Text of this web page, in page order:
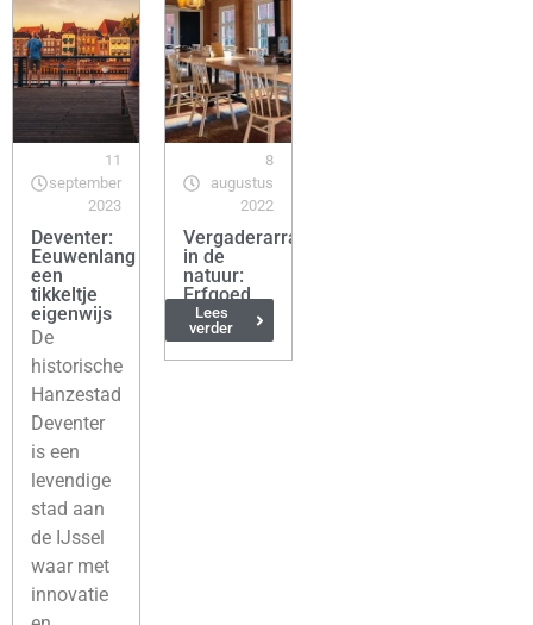
11
september
2023
Deventer:
Eeuwenlang
een
tikkeltje
eigenwijs
De
historische
Hanzestad
Deventer
is een
levendige
stad aan
de IJssel
waar met
innovatie
8
augustus
2022
Vergaderarrangement
in de
natuur:
Erfgoed
Bossem
Lees
verder